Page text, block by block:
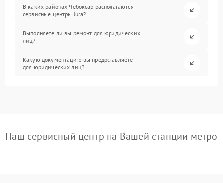
В каких районах Чебоксар располагаются
сервисные центры Jura?
Выполняете ли вы ремонт для юридических
лиц?
Какую документацию вы предоставляете
для юридических лиц?
Наш сервисный центр на Вашей станции метро